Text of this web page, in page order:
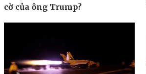
cờ của ông Trump?